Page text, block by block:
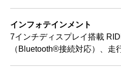
インフォテインメント
7インチディスプレイ搭載
（Bluetooth®接続対応）、走